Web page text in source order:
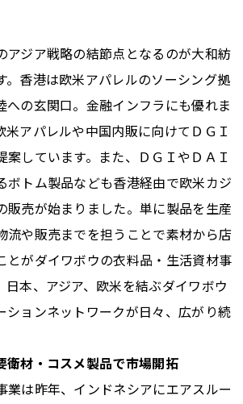
アジア戦略の結節点となるのが大和紡
。香港は欧米アパレルのソーシング拠
への玄関口。金融インフラにも優れま
米アパレルや中国内販に向けてＤＧＩ
案しています。また、ＤＧＩやＤＡＩ
ボトム製品なども香港経由で欧米カジ
販売が始まりました。単に製品を生産
流や販売までを担うことで素材から店
とがダイワボウの衣料品・生活資材事
日本、アジア、欧米を結ぶダイワボウ
ションネットワークが日々、広がり続
衛材・コスメ製品で市場開拓
業は昨年、インドネシアにエアスルー